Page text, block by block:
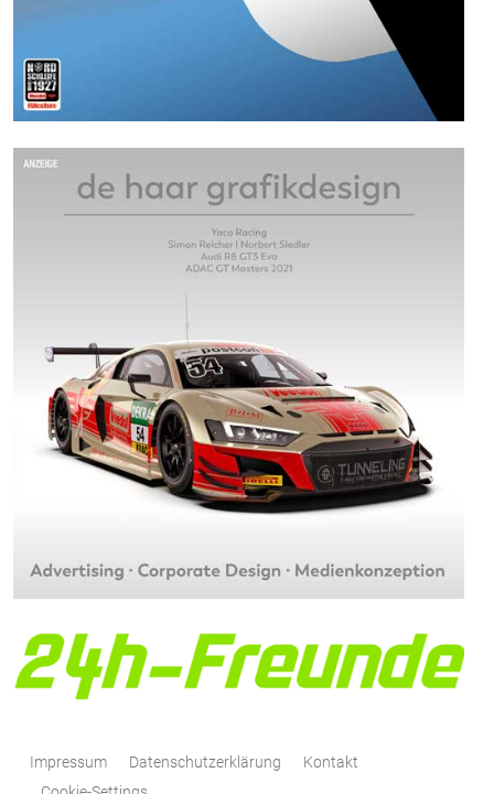
Impressum Datenschutzerklärung
Kontakt